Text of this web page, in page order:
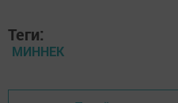
Теги:
МИННЕК